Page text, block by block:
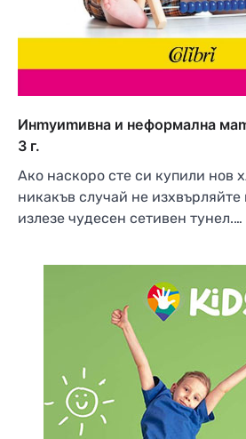
Инmуиmивна и неформална
3 г.
Ако наскоро сте си купили нов
никакъв случай не
излезе чудесен сетивен тунел.…